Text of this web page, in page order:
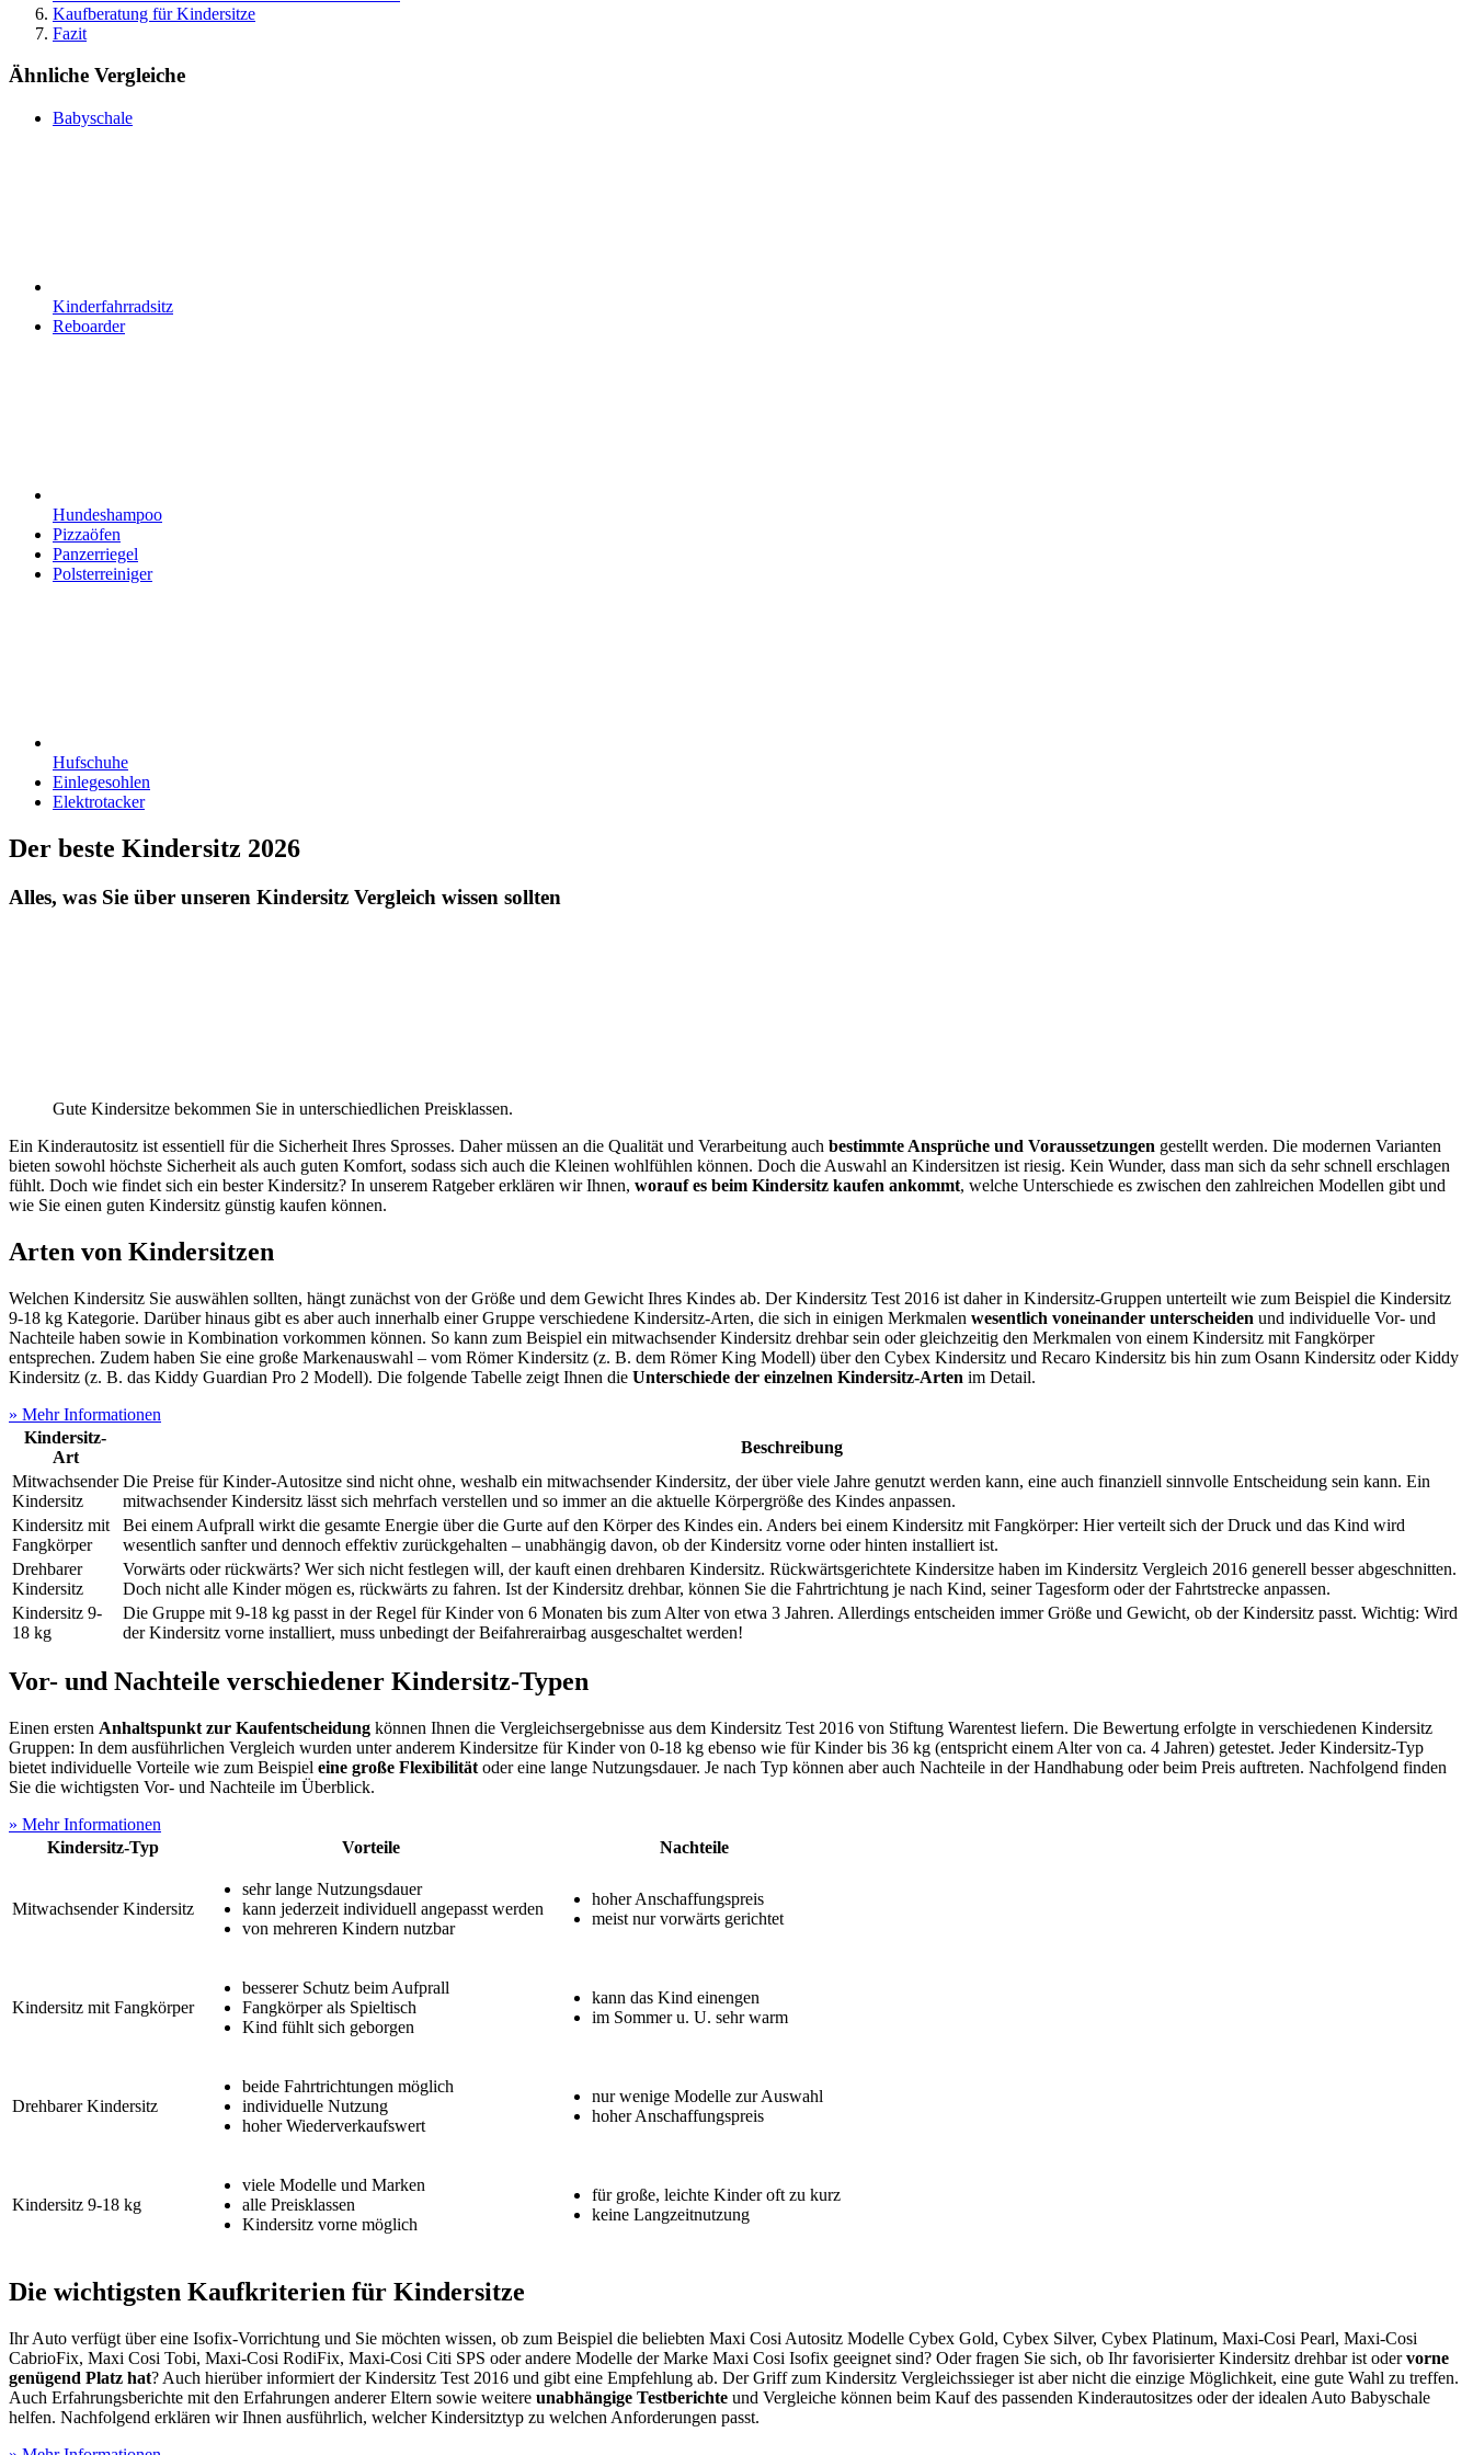
Kaufberatung für Kindersitze
Fazit
Ähnliche Vergleiche
Babyschale
Kinderfahrradsitz
Reboarder
Hundeshampoo
Pizzaöfen
Panzerriegel
Polsterreiniger
Hufschuhe
Einlegesohlen
Elektrotacker
Der beste Kindersitz 2026
Alles, was Sie über unseren Kindersitz Vergleich wissen sollten
Gute Kindersitze bekommen Sie in unterschiedlichen Preisklassen.
Ein Kinderautositz ist essentiell für die Sicherheit Ihres Sprosses. Daher müssen an die Qualität und Verarbeitung auch bestimmte Ansprüche und Voraussetzungen gestellt werden. Die modernen Varianten
bieten sowohl höchste Sicherheit als auch guten Komfort, sodass sich auch die Kleinen wohlfühlen können. Doch die Auswahl an Kindersitzen ist riesig. Kein Wunder, dass man sich da sehr schnell erschlagen
fühlt. Doch wie findet sich ein bester Kindersitz? In unserem Ratgeber erklären wir Ihnen, worauf es beim Kindersitz kaufen ankommt, welche Unterschiede es zwischen den zahlreichen Modellen gibt und
wie Sie einen guten Kindersitz günstig kaufen können.
Arten von Kindersitzen
Welchen Kindersitz Sie auswählen sollten, hängt zunächst von der Größe und dem Gewicht Ihres Kindes ab. Der Kindersitz Test 2016 ist daher in Kindersitz-Gruppen unterteilt wie zum Beispiel die Kindersitz
9-18 kg Kategorie. Darüber hinaus gibt es aber auch innerhalb einer Gruppe verschiedene Kindersitz-Arten, die sich in einigen Merkmalen wesentlich voneinander unterscheiden und individuelle Vor- und
Nachteile haben sowie in Kombination vorkommen können. So kann zum Beispiel ein mitwachsender Kindersitz drehbar sein oder gleichzeitig den Merkmalen von einem Kindersitz mit Fangkörper
entsprechen. Zudem haben Sie eine große Markenauswahl – vom Römer Kindersitz (z. B. dem Römer King Modell) über den Cybex Kindersitz und Recaro Kindersitz bis hin zum Osann Kindersitz oder Kiddy
Kindersitz (z. B. das Kiddy Guardian Pro 2 Modell). Die folgende Tabelle zeigt Ihnen die Unterschiede der einzelnen Kindersitz-Arten im Detail.
» Mehr Informationen
Kindersitz-
Art
Beschreibung
Mitwachsender
Kindersitz
Die Preise für Kinder-Autositze sind nicht ohne, weshalb ein mitwachsender Kindersitz, der über viele Jahre genutzt werden kann, eine auch finanziell sinnvolle Entscheidung sein kann. Ein
mitwachsender Kindersitz lässt sich mehrfach verstellen und so immer an die aktuelle Körpergröße des Kindes anpassen.
Kindersitz mit
Fangkörper
Bei einem Aufprall wirkt die gesamte Energie über die Gurte auf den Körper des Kindes ein. Anders bei einem Kindersitz mit Fangkörper: Hier verteilt sich der Druck und das Kind wird
wesentlich sanfter und dennoch effektiv zurückgehalten – unabhängig davon, ob der Kindersitz vorne oder hinten installiert ist.
Drehbarer
Kindersitz
Vorwärts oder rückwärts? Wer sich nicht festlegen will, der kauft einen drehbaren Kindersitz. Rückwärtsgerichtete Kindersitze haben im Kindersitz Vergleich 2016 generell besser abgeschnitten.
Doch nicht alle Kinder mögen es, rückwärts zu fahren. Ist der Kindersitz drehbar, können Sie die Fahrtrichtung je nach Kind, seiner Tagesform oder der Fahrtstrecke anpassen.
Kindersitz 9-
18 kg
Die Gruppe mit 9-18 kg passt in der Regel für Kinder von 6 Monaten bis zum Alter von etwa 3 Jahren. Allerdings entscheiden immer Größe und Gewicht, ob der Kindersitz passt. Wichtig: Wird
der Kindersitz vorne installiert, muss unbedingt der Beifahrerairbag ausgeschaltet werden!
Vor- und Nachteile verschiedener Kindersitz-Typen
Einen ersten Anhaltspunkt zur Kaufentscheidung können Ihnen die Vergleichsergebnisse aus dem Kindersitz Test 2016 von Stiftung Warentest liefern. Die Bewertung erfolgte in verschiedenen Kindersitz
Gruppen: In dem ausführlichen Vergleich wurden unter anderem Kindersitze für Kinder von 0-18 kg ebenso wie für Kinder bis 36 kg (entspricht einem Alter von ca. 4 Jahren) getestet. Jeder Kindersitz-Typ
bietet individuelle Vorteile wie zum Beispiel eine große Flexibilität oder eine lange Nutzungsdauer. Je nach Typ können aber auch Nachteile in der Handhabung oder beim Preis auftreten. Nachfolgend finden
Sie die wichtigsten Vor- und Nachteile im Überblick.
» Mehr Informationen
Kindersitz-Typ
Vorteile Nachteile
Mitwachsender Kindersitz
sehr lange Nutzungsdauer
kann jederzeit individuell angepasst werden
von mehreren Kindern nutzbar
hoher Anschaffungspreis
meist nur vorwärts gerichtet
Kindersitz mit Fangkörper
besserer Schutz beim Aufprall
Fangkörper als Spieltisch
Kind fühlt sich geborgen
kann das Kind einengen
im Sommer u. U. sehr warm
Drehbarer Kindersitz
beide Fahrtrichtungen möglich
individuelle Nutzung
hoher Wiederverkaufswert
nur wenige Modelle zur Auswahl
hoher Anschaffungspreis
Kindersitz 9-18 kg
viele Modelle und Marken
alle Preisklassen
Kindersitz vorne möglich
für große, leichte Kinder oft zu kurz
keine Langzeitnutzung
Die wichtigsten Kaufkriterien für Kindersitze
Ihr Auto verfügt über eine Isofix-Vorrichtung und Sie möchten wissen, ob zum Beispiel die beliebten Maxi Cosi Autositz Modelle Cybex Gold, Cybex Silver, Cybex Platinum, Maxi-Cosi Pearl, Maxi-Cosi
CabrioFix, Maxi Cosi Tobi, Maxi-Cosi RodiFix, Maxi-Cosi Citi SPS oder andere Modelle der Marke Maxi Cosi Isofix geeignet sind? Oder fragen Sie sich, ob Ihr favorisierter Kindersitz drehbar ist odervorne
genügend Platz hat? Auch hierüber informiert der Kindersitz Test 2016 und gibt eine Empfehlung ab. Der Griff zum Kindersitz Vergleichssieger ist aber nicht die einzige Möglichkeit, eine gute Wahl zu treffen.
Auch Erfahrungsberichte mit den Erfahrungen anderer Eltern sowie weitere unabhängige Testberichte und Vergleiche können beim Kauf des passenden Kinderautositzes oder der idealen Auto Babyschale
helfen. Nachfolgend erklären wir Ihnen ausführlich, welcher Kindersitztyp zu welchen Anforderungen passt.